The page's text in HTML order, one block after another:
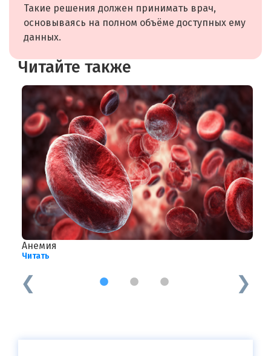
Такие решения должен принимать врач,
основываясь на полном объёме доступных ему
данных.
Читайте также
Анемия
Читать
1 2 3